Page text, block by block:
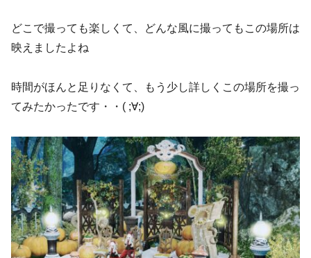
どこで撮っても楽しくて、どんな風に撮ってもこの場所は
映えましたよね
時間がほんと足りなくて、もう少し詳しくこの場所を撮っ
てみたかったです・・( ;∀;)